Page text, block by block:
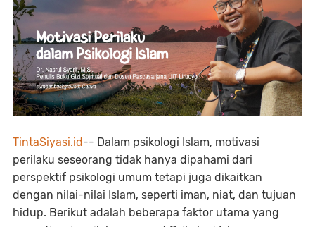
TintaSiyasi.id-- Dalam psikologi Islam, motivasi
perilaku seseorang tidak hanya dipahami dari
perspektif psikologi umum tetapi juga dikaitkan
dengan nilai-nilai Islam, seperti iman, niat, dan tujuan
hidup. Berikut adalah beberapa faktor utama yang